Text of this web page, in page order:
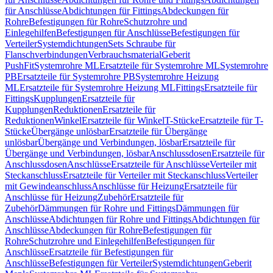
für AnschlüsseAbdichtungen für FittingsAbdeckungen für
RohreBefestigungen für RohreSchutzrohre und
EinlegehilfenBefestigungen für AnschlüsseBefestigungen für
VerteilerSystemdichtungenSets Schraube für
FlanschverbindungenVerbrauchsmaterialGeberit
PushFitSystemrohre MLErsatzteile für Systemrohre MLSystemrohre
PBErsatzteile für Systemrohre PBSystemrohre Heizung
MLErsatzteile für Systemrohre Heizung MLFittingsErsatzteile für
FittingsKupplungenErsatzteile für
KupplungenReduktionenErsatzteile für
ReduktionenWinkelErsatzteile für WinkelT-StückeErsatzteile für T-
StückeÜbergänge unlösbarErsatzteile für Übergänge
unlösbarÜbergänge und Verbindungen, lösbarErsatzteile für
Übergänge und Verbindungen, lösbarAnschlussdosenErsatzteile für
AnschlussdosenAnschlüsseErsatzteile für AnschlüsseVerteiler mit
SteckanschlussErsatzteile für Verteiler mit SteckanschlussVerteiler
mit GewindeanschlussAnschlüsse für HeizungErsatzteile für
Anschlüsse für HeizungZubehörErsatzteile für
ZubehörDämmungen für Rohre und FittingsDämmungen für
AnschlüsseAbdichtungen für Rohre und FittingsAbdichtungen für
AnschlüsseAbdeckungen für RohreBefestigungen für
RohreSchutzrohre und EinlegehilfenBefestigungen für
AnschlüsseErsatzteile für Befestigungen für
AnschlüsseBefestigungen für VerteilerSystemdichtungenGeberit